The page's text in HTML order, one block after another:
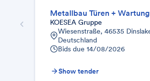
Metallbau Türen + Wartung
KOESEA Gruppe
Wiesenstraße, 46535
Deutschland
Bids due 14/08/2026
Show tender